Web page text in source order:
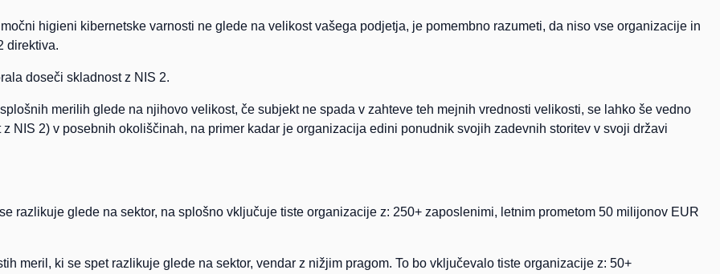
higieni kibernetske varnosti ne glede na velikost vašega podjetja, je pomembno razumeti, da niso vse organizacije in
direktiva.
doseči skladnost z NIS 2.
merilih glede na njihovo velikost, če subjekt ne spada v zahteve teh mejnih vrednosti velikosti, se lahko še vedno
NIS 2) v posebnih okoliščinah, na primer kadar je organizacija edini ponudnik svojih zadevnih storitev v svoji državi
razlikuje glede na sektor, na splošno vključuje tiste organizacije z: 250+ zaposlenimi, letnim prometom 50 milijonov EUR
meril, ki se spet razlikuje glede na sektor, vendar z nižjim pragom. To bo vključevalo tiste organizacije z: 50+